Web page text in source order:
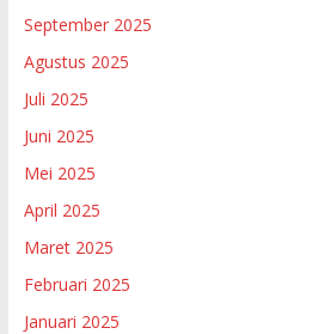
September 2025
Agustus 2025
Juli 2025
Juni 2025
Mei 2025
April 2025
Maret 2025
Februari 2025
Januari 2025